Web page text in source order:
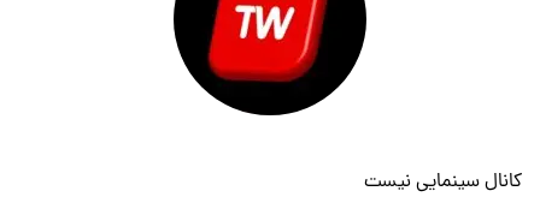
کانال سینمایی نیست